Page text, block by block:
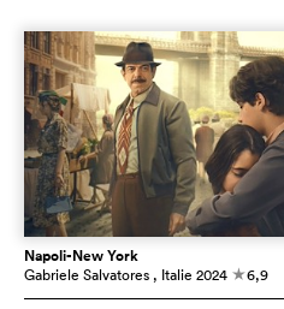
Napoli-New York
Gabriele Salvatores , Italie 2024 c6,9